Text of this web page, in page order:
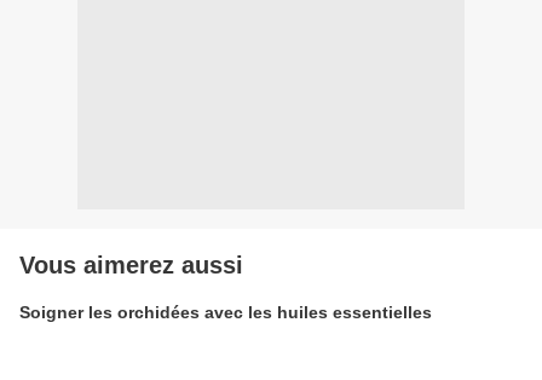
Vous aimerez aussi
Soigner les orchidées avec les huiles essentielles